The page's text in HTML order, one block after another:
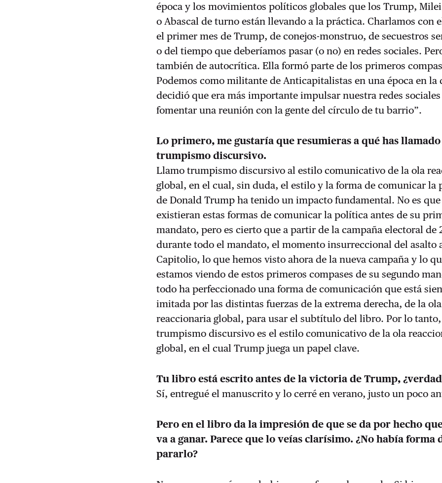
época y los movimientos políticos globales que los Trump,
o Abascal de turno están llevando a la práctica. Charlamos con
el primer mes de Trump, de conejos-monstruo, de secuestros
o del tiempo que deberíamos pasar (o no) en redes sociales.
también de autocrítica. Ella formó parte de los primeros
Podemos como militante de Anticapitalistas en una época en la
decidió que era más importante impulsar nuestra redes
fomentar una reunión con la gente del círculo de tu barrio”.
Lo primero, me gustaría que resumieras a qué has llamado
trumpismo discursivo.
Llamo trumpismo discursivo al estilo comunicativo de la ola
global, en el cual, sin duda, el estilo y la forma de comunicar la
de Donald Trump ha tenido un impacto fundamental. No es
existieran estas formas de comunicar la política antes de su
mandato, pero es cierto que a partir de la campaña electoral de
durante todo el mandato, el momento insurreccional del asalto
Capitolio, lo que hemos visto ahora de la nueva campaña y lo
estamos viendo de estos primeros compases de su segundo
todo ha perfeccionado una forma de comunicación que está
imitada por las distintas fuerzas de la extrema derecha, de la ola
reaccionaria global, para usar el subtítulo del libro. Por lo tanto,
trumpismo discursivo es el estilo comunicativo de la ola
global, en el cual Trump juega un papel clave.
Tu libro está escrito antes de la victoria de Trump,
Sí, entregué el manuscrito y lo cerré en verano, justo un poco
Pero en el libro da la impresión de que se da por hecho
va a ganar. Parece que lo veías clarísimo. ¿No había forma
pararlo?